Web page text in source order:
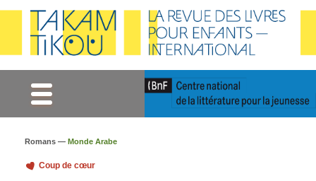
Romans — Monde Arabe
Coup de cœur